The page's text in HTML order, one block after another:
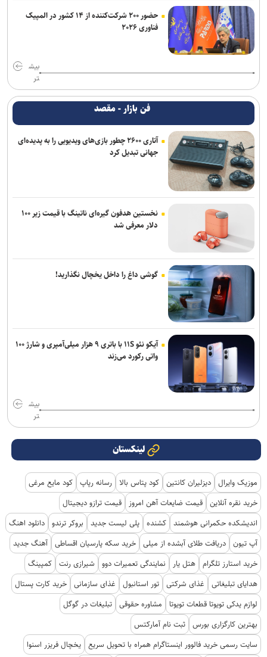
حضور ۲۰۰ شرکت‌کننده از ۱۴ کشور در المپیک
فناوری ۲۰۲۶
بیش
تر
فن بازار - مقصد
آتاری ۲۶۰۰ چطور بازی‌های ویدیویی را به پدیده‌ای
جهانی تبدیل کرد
نخستین هدفون گیره‌ای ناتینگ با قیمت زیر ۱۰۰
دلار معرفی شد
گوشی داغ را داخل یخچال نگذارید!
آیکو نئو ۱۱S با باتری ۹ هزار میلی‌آمپری و شارژ ۱۰۰
واتی رکورد می‌زند
بیش
تر
لینکستان
موزیک وایرال دیزلیران کانتین کود پتاس بالا رسانه رپاپ کود مایع مرغی
خرید نقره آنلاین قیمت ضایعات آهن امروز
قیمت ترازو دیجیتال
اندیشکده حکمرانی هوشمند کشنده پلی لیست جدید بروکر ترندو دانلود اهنگ
آپ تیون دریافت طلای آبشده از میلی خرید سکه پارسیان اقساطی آهنگ جدید
خرید استارز تلگرام هتل یار نمایندگی تعمیرات دوو شیرازی رنت کمپینگ
هدایای تبلیغاتی
غذای شرکتی تور استانبول غذای سازمانی خرید کارت پستال
لوازم یدکی تویوتا قطعات تویوتا
مشاوره حقوقی تبلیغات در گوگل
بهترین کارگزاری بورس ثبت نام آمارکتس
سایت رسمی خرید فالوور اینستاگرام همراه با تحویل سریع یخچال فریزر اسنوا